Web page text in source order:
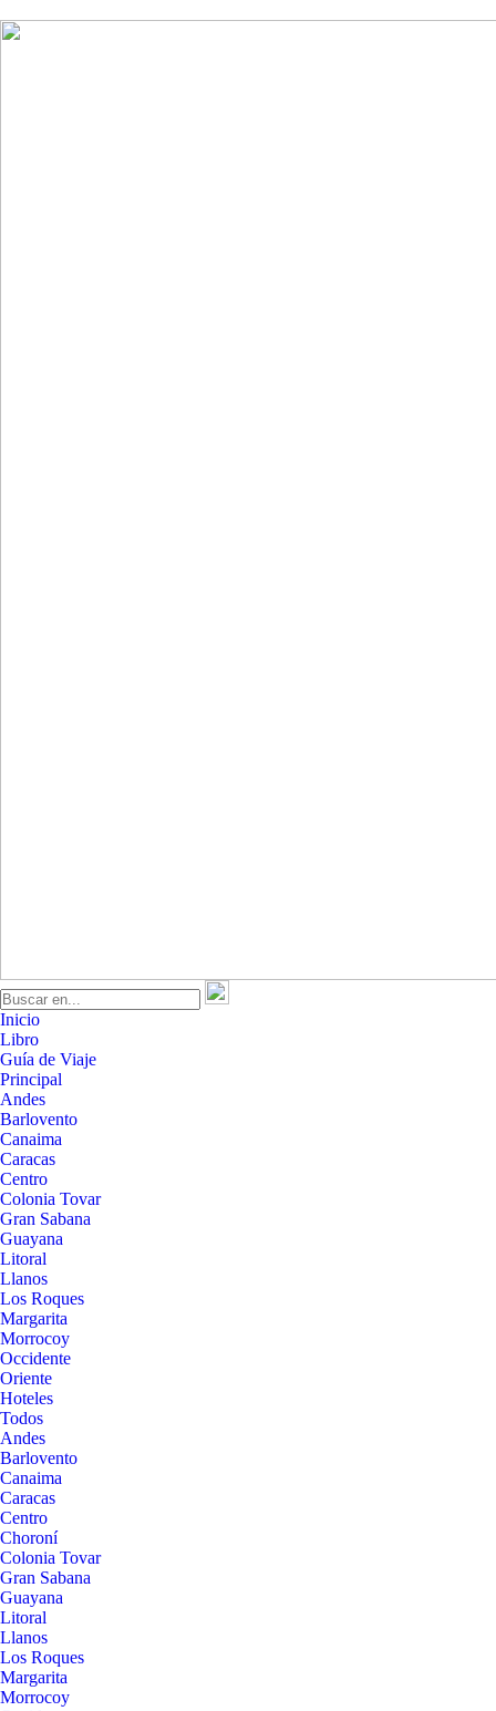
Inicio
Libro
Guía de Viaje
Principal
Andes
Barlovento
Canaima
Caracas
Centro
Colonia Tovar
Gran Sabana
Guayana
Litoral
Llanos
Los Roques
Margarita
Morrocoy
Occidente
Oriente
Hoteles
Todos
Andes
Barlovento
Canaima
Caracas
Centro
Choroní
Colonia Tovar
Gran Sabana
Guayana
Litoral
Llanos
Los Roques
Margarita
Morrocoy